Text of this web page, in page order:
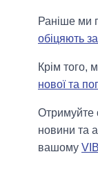
Раніше ми
обіцяють
Крім того,
нової та
Отримуйте
новини та
вашому